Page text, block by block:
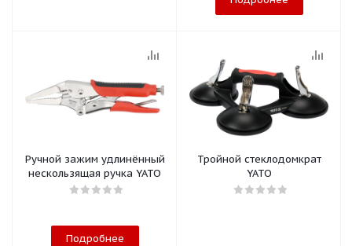
Ручной зажим удлинённый
нескользящая ручка YATO
Подробнее
Тройной стеклодомкрат
YATO